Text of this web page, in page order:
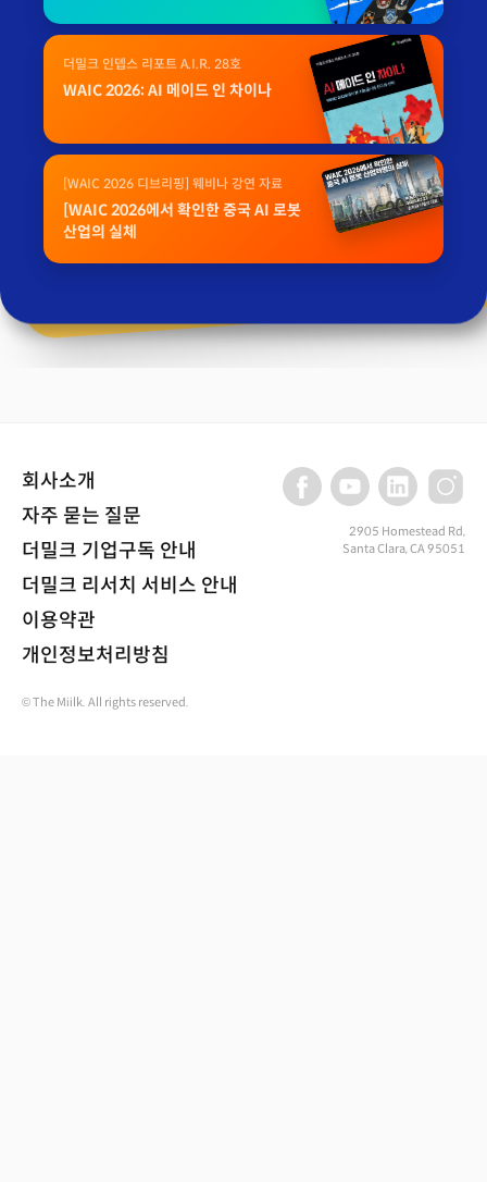
더밀크 인뎁스 리포트 A.I.R. 28호
WAIC 2026: AI 메이드 인 차이나
[WAIC 2026 디브리핑] 웨비나 강연 자료
[WAIC 2026에서 확인한 중국 AI 로봇
산업의 실체
회사소개
자주 묻는 질문
더밀크 기업구독 안내
더밀크 리서치 서비스 안내
이용약관
개인정보처리방침
2905 Homestead Rd,
Santa Clara, CA 95051
© The Miilk. All rights reserved.